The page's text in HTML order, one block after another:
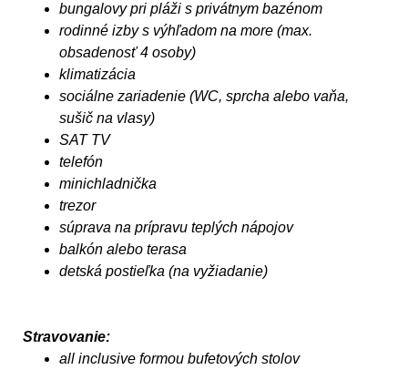
bungalovy pri pláži s privátnym bazénom
rodinné izby s výhľadom na more (max.
obsadenosť 4 osoby)
klimatizácia
sociálne zariadenie (WC, sprcha alebo vaňa,
sušič na vlasy)
SAT TV
telefón
minichladnička
trezor
súprava na prípravu teplých nápojov
balkón alebo terasa
detská postieľka (na vyžiadanie)
Stravovanie:
all inclusive formou bufetových stolov